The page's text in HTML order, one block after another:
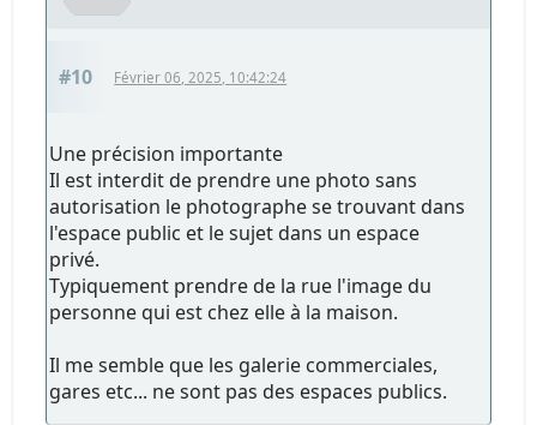
#10 Février 06, 2025, 10:42:24
Une précision importante
Il est interdit de prendre une photo sans
autorisation le photographe se trouvant dans
l'espace public et le sujet dans un espace
privé.
Typiquement prendre de la rue l'image du
personne qui est chez elle à la maison.
Il me semble que les galerie commerciales,
gares etc... ne sont pas des espaces publics.